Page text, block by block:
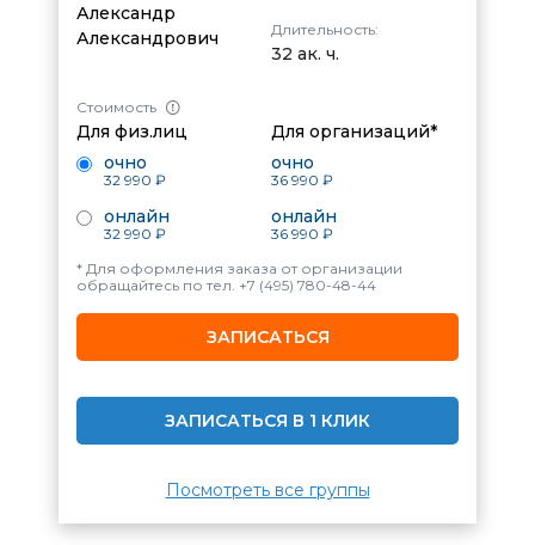
Александр
Александрович
Длительность:
32 ак. ч.
Стоимость
Для физ.лиц
очно
32 990 ₽
онлайн
32 990 ₽
Для организаций*
очно
36 990 ₽
онлайн
36 990 ₽
* Для оформления заказа от организации
обращайтесь по тел. +7 (495) 780-48-44
ЗАПИСАТЬСЯ
ЗАПИСАТЬСЯ В 1 КЛИК
Посмотреть все группы